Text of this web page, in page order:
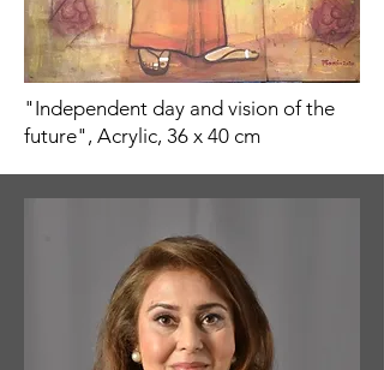
"Independent day and vision of the
future", Acrylic, 36 x 40 cm